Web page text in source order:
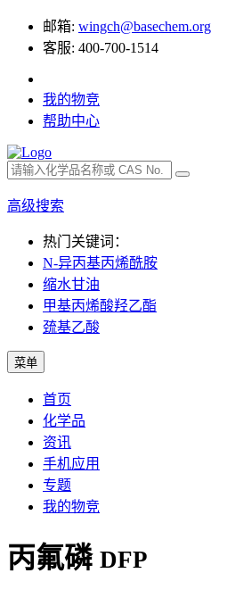
邮箱: wingch@basechem.org
客服: 400-700-1514
我的物竞
帮助中心
高级搜索
热门关键词：
N-异丙基丙烯酰胺
缩水甘油
甲基丙烯酸羟乙酯
巯基乙酸
菜单
首页
化学品
资讯
手机应用
专题
我的物竞
丙氟磷 DFP